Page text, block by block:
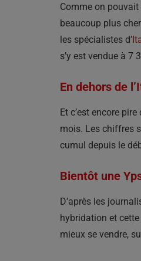
Comme on pouvait
beaucoup plus
les spécialistes d’
s’y est vendue à 7
En dehors de
Et c’est encore
mois. Les chiffres
cumul depuis le
Bientôt une
D’après les
hybridation et
mieux se vendre,